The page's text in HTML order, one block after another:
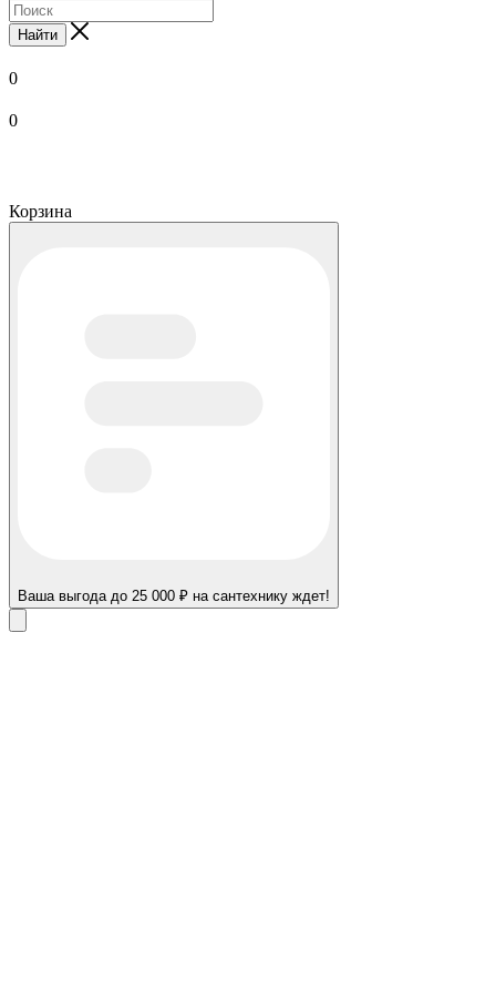
Найти
0
0
Корзина
Ваша выгода до 25 000 ₽ на сантехнику ждет!